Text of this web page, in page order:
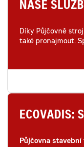
NAŠE
Díky Půjčovně
také pronajmout.
ECOVADIS:
Půjčovna